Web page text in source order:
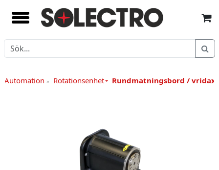
Automation » Rotationsenhet Rundmatningsbord /